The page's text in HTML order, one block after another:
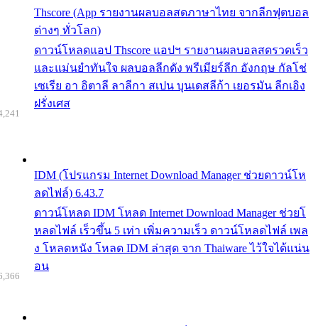
Thscore (App รายงานผลบอลสดภาษาไทย จากลีกฟุตบอล
ต่างๆ ทั่วโลก)
ดาวน์โหลดแอป Thscore แอปฯ รายงานผลบอลสดรวดเร็ว
และแม่นยำทันใจ ผลบอลลีกดัง พรีเมียร์ลีก อังกฤษ กัลโช่
เซเรีย อา อิตาลี ลาลีกา สเปน บุนเดสลีก้า เยอรมัน ลีกเอิง
ฝรั่งเศส
IDM (โปรแกรม Internet Download Manager ช่วยดาวน์โห
ลดไฟล์) 6.43.7
ดาวน์โหลด IDM โหลด Internet Download Manager ช่วยโ
หลดไฟล์ เร็วขึ้น 5 เท่า เพิ่มความเร็ว ดาวน์โหลดไฟล์ เพล
ง โหลดหนัง โหลด IDM ล่าสุด จาก Thaiware ไว้ใจได้แน่น
อน